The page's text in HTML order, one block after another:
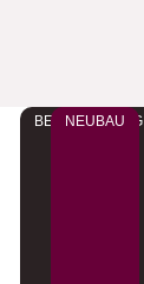
BEZUGSFERTIG
NEUBAU